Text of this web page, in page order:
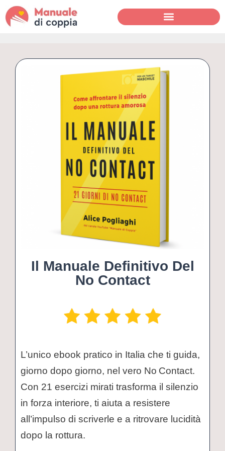
Il Manuale Definitivo Del
No Contact
L’unico ebook pratico in Italia che ti guida,
giorno dopo giorno, nel vero No Contact.
Con 21 esercizi mirati trasforma il silenzio
in forza interiore, ti aiuta a resistere
all’impulso di scriverle e a ritrovare lucidità
dopo la rottura.